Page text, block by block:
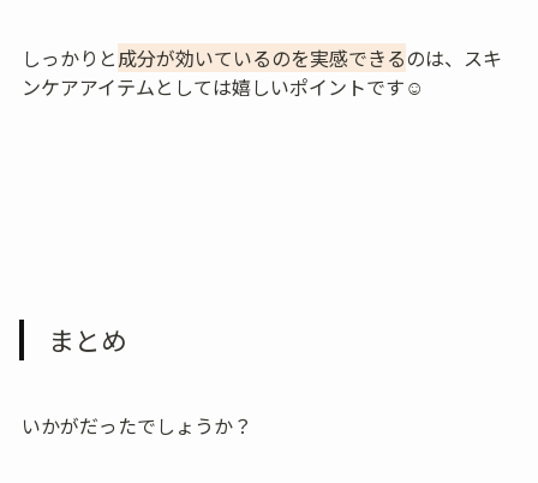
しっかりと成分が効いているのを実感できるのは、スキ
ンケアアイテムとしては嬉しいポイントです☺️
まとめ
いかがだったでしょうか？